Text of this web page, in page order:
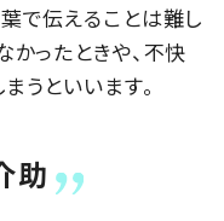
で伝えることは難し
かったときや、不快
うといいます。
助